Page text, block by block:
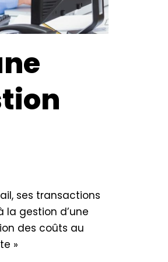
ses transactions
la gestion d’une
des coûts au
»